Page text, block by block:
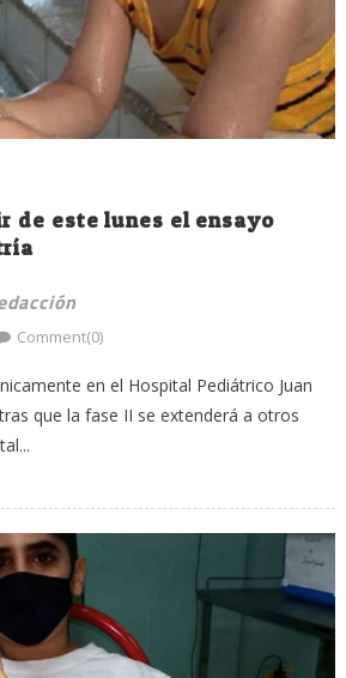
de este lunes el ensayo
Comment(0)
en el Hospital Pediátrico Juan
que la fase II se extenderá a otros